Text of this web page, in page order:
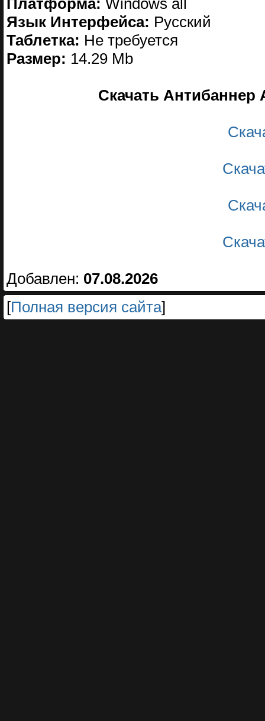
Платформа: Windows all
Язык Интерфейса: Русский
Таблетка: Не требуется
Размер: 14.29 Mb
Скачать Антибаннер
Добавлен: 07.08.2026
[Полная версия сайта]